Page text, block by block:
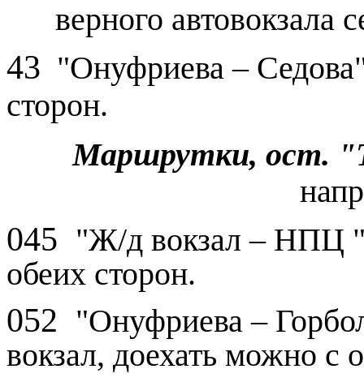
верного автовокзала
43 "Онуфриева –
сторон.
Маршрутки, ост.
045 "Ж/д вокзал – НПЦ
обеих сторон.
052 "Онуфриева –
вокзал, доехать можно с